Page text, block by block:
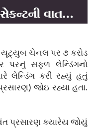
યૂટ્યુબ ચેનલ પર ૭ કરોડ
પરનું સફળ લેન્ડિંગનો
લેન્ડિંગ કરી રહ્યું હતું
જોઇ રહ્યા હતા.
પ્રસારણ ક્યારેય જોયું